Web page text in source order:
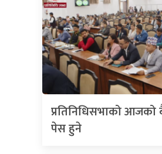
प्रतिनिधिसभाको
पेस हुने